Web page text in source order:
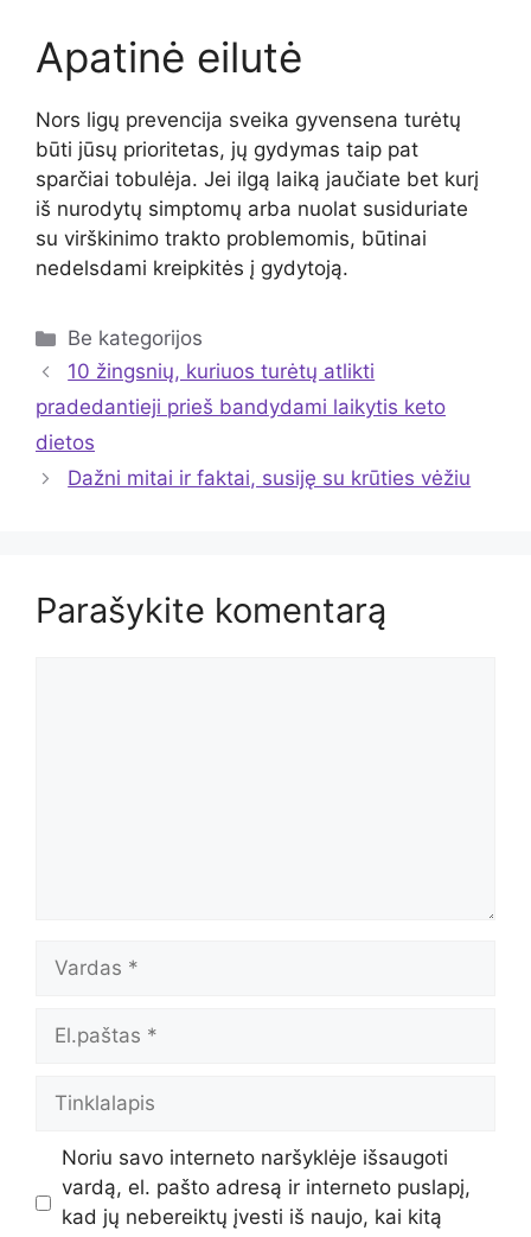
Apatinė eilutė
Nors ligų prevencija sveika gyvensena turėtų
būti jūsų prioritetas, jų gydymas taip pat
sparčiai tobulėja. Jei ilgą laiką jaučiate bet kurį
iš nurodytų simptomų arba nuolat susiduriate
su virškinimo trakto problemomis, būtinai
nedelsdami kreipkitės į gydytoją.
Kategorijos
Be kategorijos
10 žingsnių, kuriuos turėtų atlikti
pradedantieji prieš bandydami laikytis keto
dietos
Dažni mitai ir faktai, susiję su krūties vėžiu
Parašykite komentarą
Vardas
El.paštas
Tinklalapis
Noriu savo interneto naršyklėje išsaugoti
vardą, el. pašto adresą ir interneto puslapį,
kad jų nebereiktų įvesti iš naujo, kai kitą